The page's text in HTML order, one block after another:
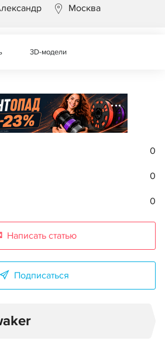
Москва
3D-модели
0
0
0
Написать статью
Подписаться